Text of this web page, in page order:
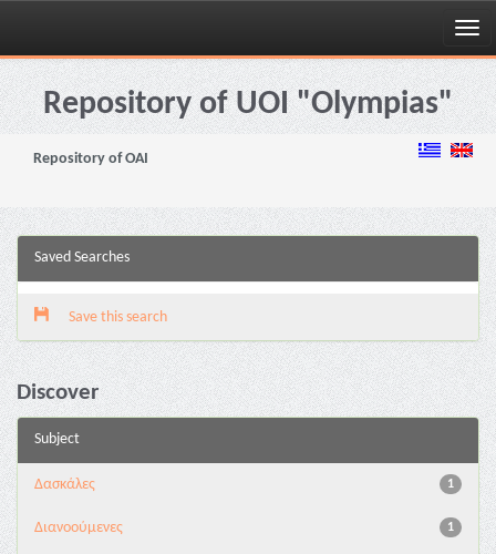
Skip
navigationRepository of UOI "Olympias"
Repository of OAI
Saved Searches
Save this search
Discover
Subject
1
Δασκάλες
1
Διανoούμενες